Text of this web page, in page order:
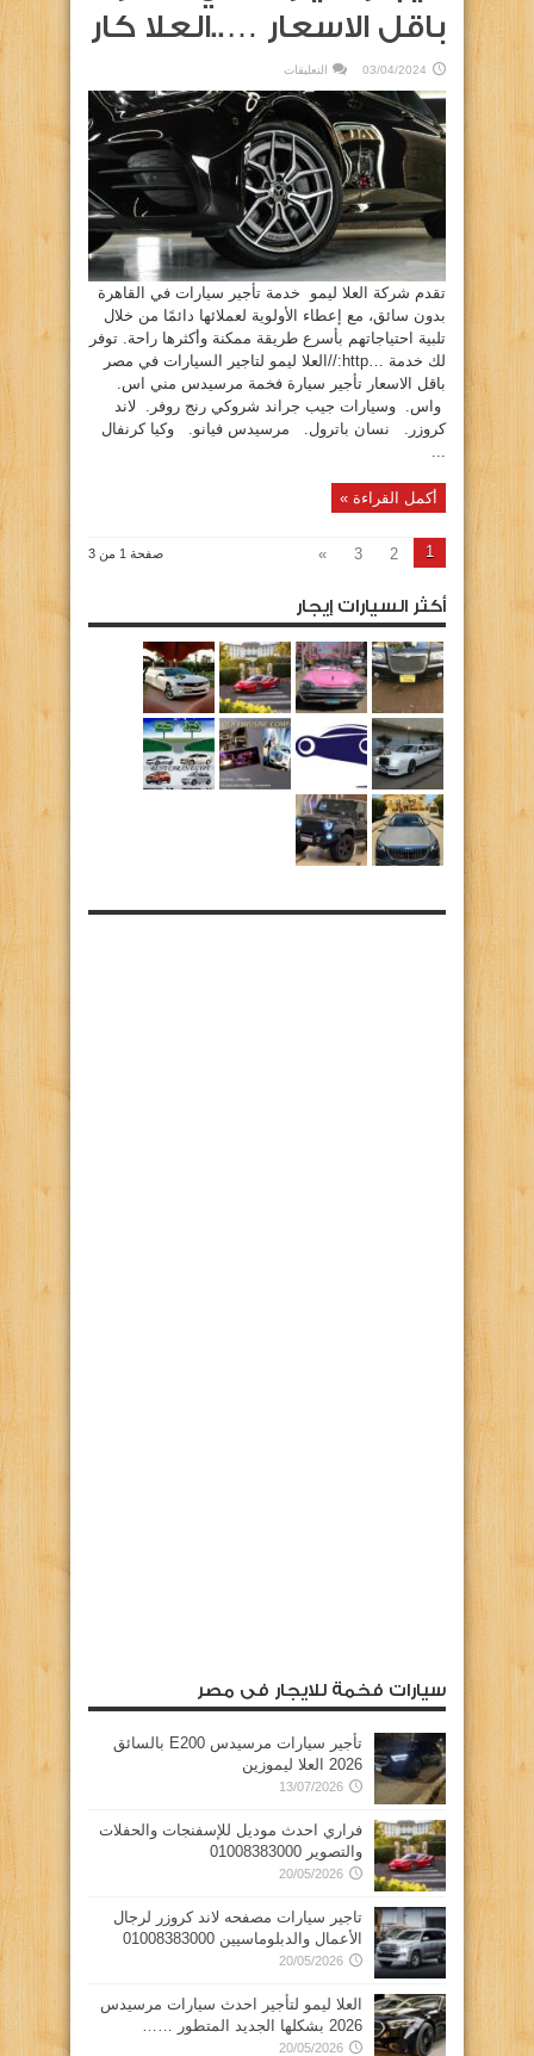
باقل الاسعار …..العلا كار
03/04/2024 التعليقات
سيارات
في
مصر
باقل
الاسعار
…..العلا
كار
مغلقة
تقدم شركة العلا ليمو خدمة تأجير سيارات في القاهرة
بدون سائق، مع إعطاء الأولوية لعملائها دائمًا من خلال
تلبية احتياجاتهم بأسرع طريقة ممكنة وأكثرها راحة. توفر
لك خدمة …http://العلا ليمو لتاجير السيارات في مصر
باقل الاسعار تأجير سيارة فخمة مرسيدس مني اس.
واس. وسيارات جيب جراند شروكي رنج روفر. لاند
كروزر. نسان باترول. مرسيدس فيانو. وكيا كرنفال
...
أكمل القراءة »
صفحة 1 من 3 1
2
3
»
أكثر السيارات إيجار
سيارات فخمة للايجار فى مصر
تأجير سيارات مرسيدس E200 بالسائق
2026 العلا ليموزين
13/07/2026
فراري احدث موديل للإسفنجات والحفلات
والتصوير 01008383000
20/05/2026
تاجير سيارات مصفحه لاند كروزر لرجال
الأعمال والدبلوماسيين 01008383000
20/05/2026
العلا ليمو لتأجير احدث سيارات مرسيدس
2026 بشكلها الجديد المتطور ……
20/05/2026